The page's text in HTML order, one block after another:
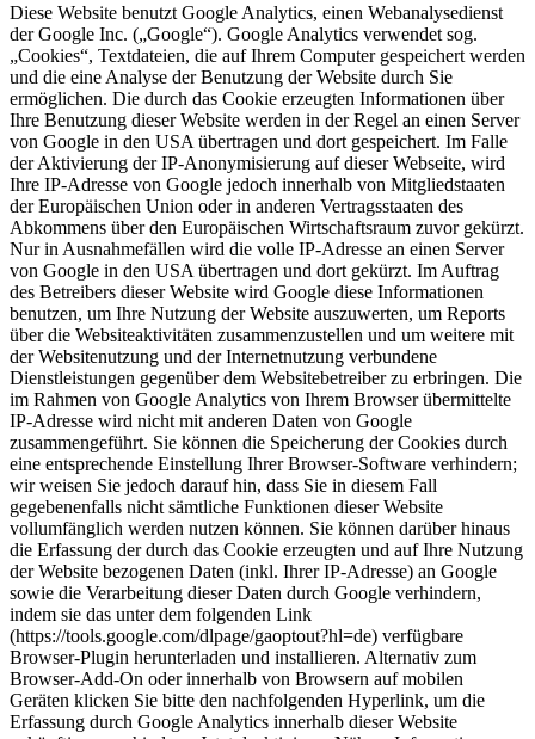
Diese Website benutzt Google Analytics, einen Webanalysedienst
der Google Inc. („Google“). Google Analytics verwendet sog.
„Cookies“, Textdateien, die auf Ihrem Computer gespeichert werden
und die eine Analyse der Benutzung der Website durch Sie
ermöglichen. Die durch das Cookie erzeugten Informationen über
Ihre Benutzung dieser Website werden in der Regel an einen Server
von Google in den USA übertragen und dort gespeichert. Im Falle
der Aktivierung der IP-Anonymisierung auf dieser Webseite, wird
Ihre IP-Adresse von Google jedoch innerhalb von Mitgliedstaaten
der Europäischen Union oder in anderen Vertragsstaaten des
Abkommens über den Europäischen Wirtschaftsraum zuvor gekürzt.
Nur in Ausnahmefällen wird die volle IP-Adresse an einen Server
von Google in den USA übertragen und dort gekürzt. Im Auftrag
des Betreibers dieser Website wird Google diese Informationen
benutzen, um Ihre Nutzung der Website auszuwerten, um Reports
über die Websiteaktivitäten zusammenzustellen und um weitere mit
der Websitenutzung und der Internetnutzung verbundene
Dienstleistungen gegenüber dem Websitebetreiber zu erbringen. Die
im Rahmen von Google Analytics von Ihrem Browser übermittelte
IP-Adresse wird nicht mit anderen Daten von Google
zusammengeführt. Sie können die Speicherung der Cookies durch
eine entsprechende Einstellung Ihrer Browser-Software verhindern;
wir weisen Sie jedoch darauf hin, dass Sie in diesem Fall
gegebenenfalls nicht sämtliche Funktionen dieser Website
vollumfänglich werden nutzen können. Sie können darüber hinaus
die Erfassung der durch das Cookie erzeugten und auf Ihre Nutzung
der Website bezogenen Daten (inkl. Ihrer IP-Adresse) an Google
sowie die Verarbeitung dieser Daten durch Google verhindern,
indem sie das unter dem folgenden Link
(https://tools.google.com/dlpage/gaoptout?hl=de) verfügbare
Browser-Plugin herunterladen und installieren. Alternativ zum
Browser-Add-On oder innerhalb von Browsern auf mobilen
Geräten klicken Sie bitte den nachfolgenden Hyperlink, um die
Erfassung durch Google Analytics innerhalb dieser Website